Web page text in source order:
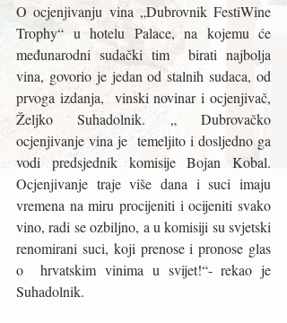
O ocjenjivanju vina „Dubrovnik FestiWine
Trophy“ u hotelu Palace, na kojemu će
međunarodni sudački tim  birati najbolja
vina, govorio je jedan od stalnih sudaca, od
prvoga izdanja,  vinski novinar i ocjenjivač,
Željko Suhadolnik. „ Dubrovačko
ocjenjivanje vina je  temeljito i dosljedno ga
vodi predsjednik komisije Bojan Kobal.
Ocjenjivanje traje više dana i suci imaju
vremena na miru procijeniti i ocijeniti svako
vino, radi se ozbiljno, a u komisiji su svjetski
renomirani suci, koji prenose i pronose glas
o  hrvatskim vinima u svijet!“- rekao je
Suhadolnik.